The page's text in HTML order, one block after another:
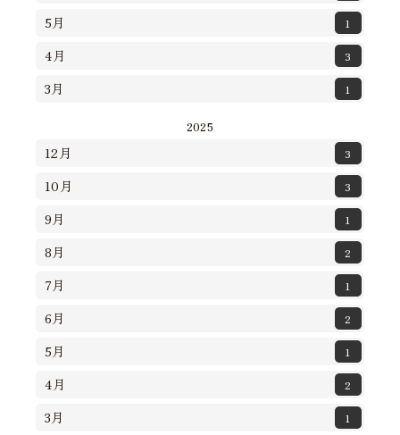
5月 1
4月 3
3月 1
2025
12月 3
10月 3
9月 1
8月 2
7月 1
6月 2
5月 1
4月 2
3月 1